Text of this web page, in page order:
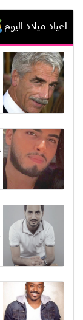
اعياد ميلاد اليوم